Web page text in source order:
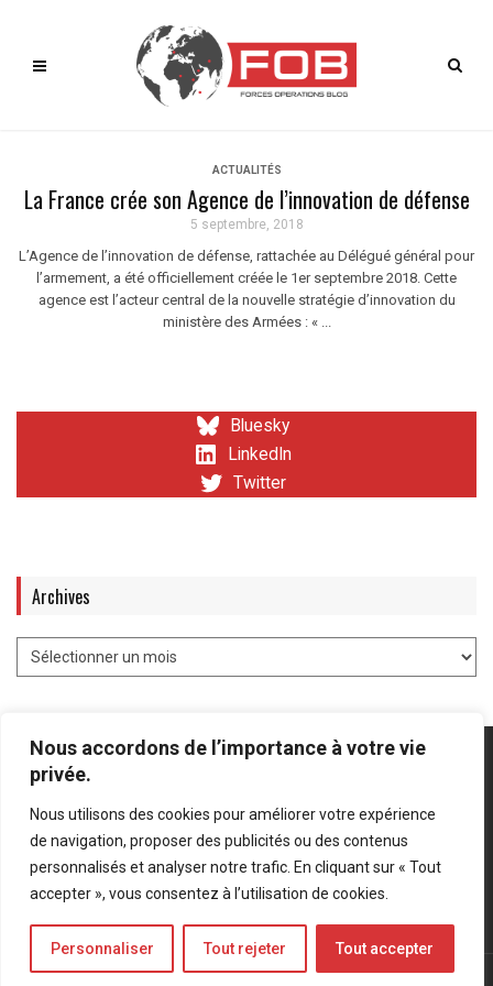
Nous accordons de l’importance à votre vie
privée.
Nous utilisons des cookies pour améliorer votre expérience
de navigation, proposer des publicités ou des contenus
personnalisés et analyser notre trafic. En cliquant sur « Tout
accepter », vous consentez à l’utilisation de cookies.
Personnaliser Tout rejeter Tout accepter
ACTUALITÉS
La France crée son Agence de l’innovation de défense
5 septembre, 2018
L’Agence de l’innovation de défense, rattachée au Délégué général pour
l’armement, a été officiellement créée le 1er septembre 2018. Cette
agence est l’acteur central de la nouvelle stratégie d’innovation du
ministère des Armées : « ...
Bluesky
LinkedIn
Twitter
Archives
Mentions légales Politique de confidentialité
Bluesky
LinkedIn
Twitter
© Forces Operations Blog - 2022